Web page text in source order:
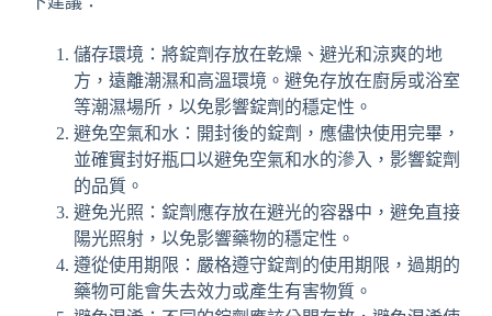
儲存環境：將錠劑存放在乾燥、避光和涼爽的地
方，遠離潮濕和高溫環境。避免存放在廚房或浴室
等潮濕場所，以免影響錠劑的穩定性。
避免空氣和水：開封後的錠劑，應儘快使用完畢，
並確實封好瓶口以避免空氣和水的滲入，影響錠劑
的品質。
避免光照：錠劑應存放在避光的容器中，避免直接
陽光照射，以免影響藥物的穩定性。
遵從使用期限：嚴格遵守錠劑的使用期限，過期的
藥物可能會失去效力或產生有害物質。